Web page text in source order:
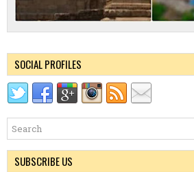
SOCIAL PROFILES
SUBSCRIBE US